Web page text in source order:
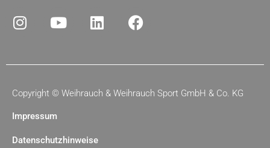
Copyright © Weihrauch & Weihrauch Sport GmbH & Co. KG
Impressum
Datenschutzhinweise